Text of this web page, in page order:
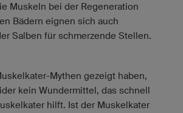
Muskeln bei der Regeneration
Bädern eignen sich auch
Salben für schmerzende Stellen.
Mythen gezeigt haben,
kein Wundermittel, das schnell
hilft. Ist der Muskelkater